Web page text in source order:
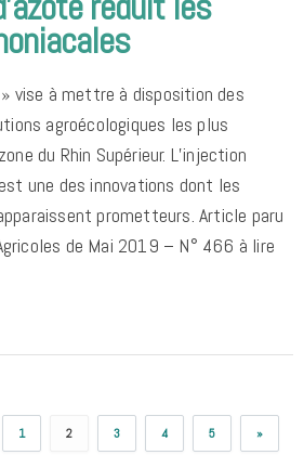
vise à mettre à disposition des
agroécologiques les plus
du Rhin Supérieur. L’injection
une des innovations dont les
prometteurs. Article paru
de Mai 2019 – N° 466 à lire
1 2 3 4 5 »